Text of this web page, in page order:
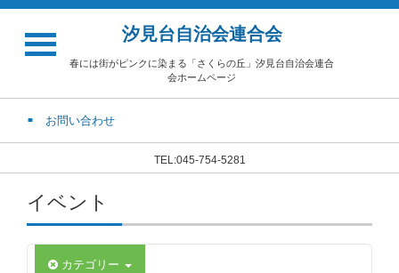
汐見台自治会連合会
春には街がピンクに染まる「さくらの丘」汐見台自治会連合
会ホームページ
お問い合わせ
TEL:045-754-5281
イベント
カテゴリー
02:00
03:00
05:00
06:00